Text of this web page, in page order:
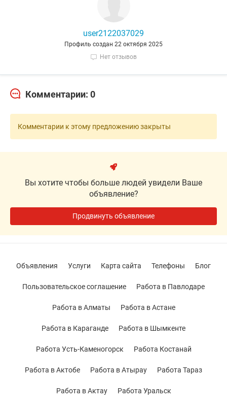
user2122037029
Профиль создан 22 октября 2025
Нет отзывов
Комментарии: 0
Комментарии к этому предложению закрыты
Вы хотите чтобы больше людей увидели Ваше
объявление?
Продвинуть объявление
Объявления Услуги Карта сайта Телефоны Блог
Пользовательское соглашение Работа в Павлодаре
Работа в Алматы Работа в Астане
Работа в Караганде Работа в Шымкенте
Работа Усть-Каменогорск Работа Костанай
Работа в Актобе Работа в Атырау Работа Тараз
Работа в Актау Работа Уральск